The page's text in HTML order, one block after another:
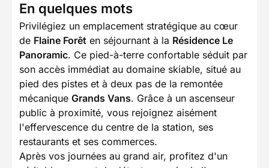
En quelques mots
Privilégiez un emplacement stratégique au cœur
de Flaine Forêt en séjournant à la Résidence Le
Panoramic. Ce pied-à-terre confortable séduit par
son accès immédiat au domaine skiable, situé au
pied des pistes et à deux pas de la remontée
mécanique Grands Vans. Grâce à un ascenseur
public à proximité, vous rejoignez aisément
l'effervescence du centre de la station, ses
restaurants et ses commerces.
Après vos journées au grand air, profitez d'un